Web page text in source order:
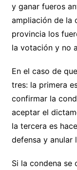
y ganar fueros
ampliación de la
provincia los
la votación y no
En el caso de
tres: la primera
confirmar la
aceptar el
la tercera es
defensa y anular
Si la condena se